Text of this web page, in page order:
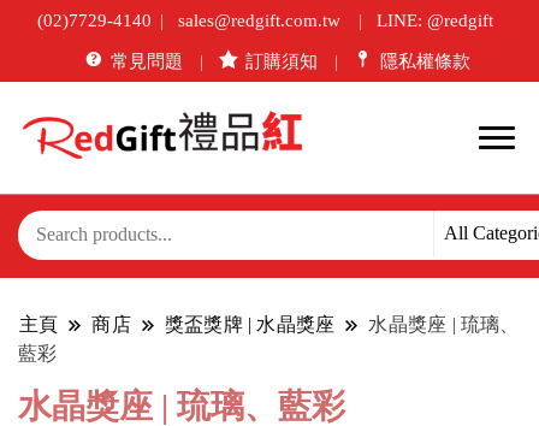
(02)7729-4140 sales@redgift.com.tw LINE: @redgift
常見問題 訂購須知 隱私權條款
主頁 商店 獎盃獎牌 | 水晶獎座
水晶獎座 | 琉璃、
藍彩
水晶獎座 | 琉璃、藍彩